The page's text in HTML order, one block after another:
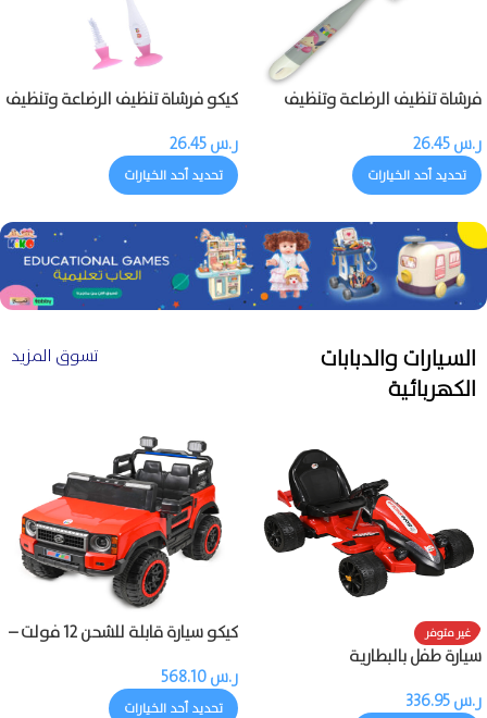
فرشاة تنظيف الرضاعة وتنظيف
ر.س
تحديد أحد الخيارات
كيكو فرشاة تنظيف الرضاعة وتنظيف
ر.س
تحديد أحد الخيارات
السيارات والدبابات
الكهربائية
تسوق المزيد
غير متوفر
سيارة طفل بالبطارية
ر.س
كيكو سيارة قابلة للشحن 12 فولت –
ر.س
تحديد أحد الخيارات